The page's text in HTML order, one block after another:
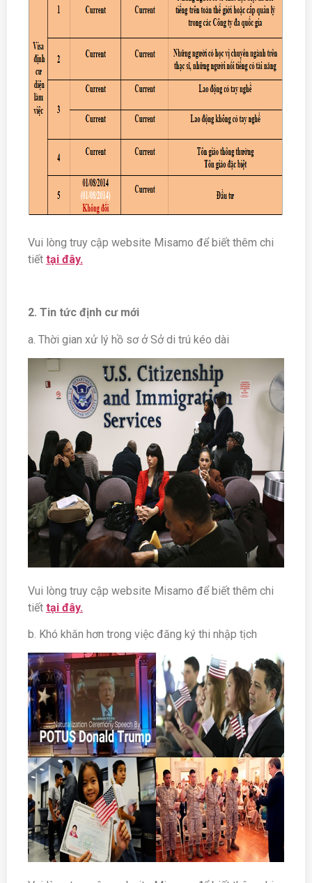
Vui lòng truy cập website Misamo để biết thêm chi
tiết tại đây.
2. Tin tức định cư mới
a. Thời gian xử lý hồ sơ ở Sở di trú kéo dài
Vui lòng truy cập website Misamo để biết thêm chi
tiết tại đây.
b. Khó khăn hơn trong việc đăng ký thi nhập tịch